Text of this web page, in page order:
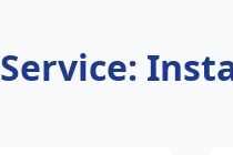
Service: